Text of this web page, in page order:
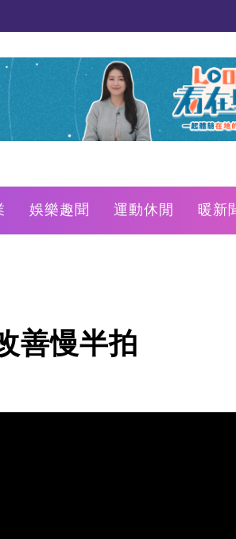
娛樂趣聞 運動休閒 暖新
善慢半拍